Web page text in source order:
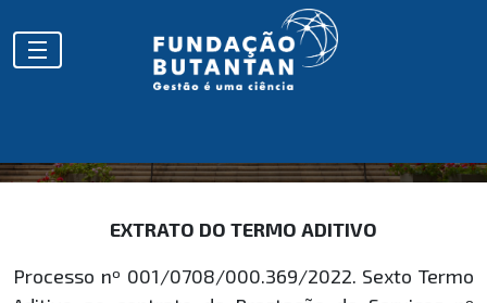
EXTRATOS
EXTRATO DO TERMO ADITIVO
Processo nº 001/0708/000.369/2022. Sexto Termo